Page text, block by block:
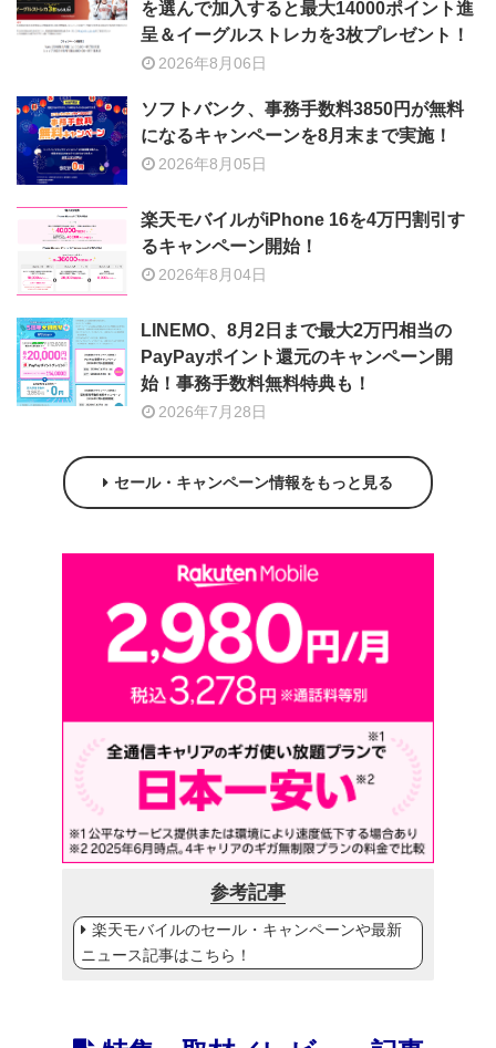
を選んで加入すると最大14000ポイント進
呈＆イーグルストレカを3枚プレゼント！
2026年8月06日
ソフトバンク、事務手数料3850円が無料
になるキャンペーンを8月末まで実施！
2026年8月05日
楽天モバイルがiPhone 16を4万円割引す
るキャンペーン開始！
2026年8月04日
LINEMO、8月2日まで最大2万円相当の
PayPayポイント還元のキャンペーン開
始！事務手数料無料特典も！
2026年7月28日
セール・キャンペーン情報をもっと見る
参考記事
楽天モバイルのセール・キャンペーンや最新
ニュース記事はこちら！